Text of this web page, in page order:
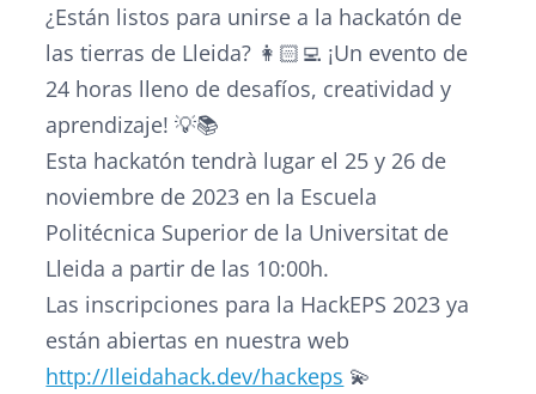
¿Están listos para unirse a la hackatón de
las tierras de Lleida? 👩🏻‍💻 ¡Un evento de
24 horas lleno de desafíos, creatividad y
aprendizaje! 💡📚
Esta hackatón tendrà lugar el 25 y 26 de
noviembre de 2023 en la Escuela
Politécnica Superior de la Universitat de
Lleida a partir de las 10:00h.
Las inscripciones para la HackEPS 2023 ya
están abiertas en nuestra web
http://lleidahack.dev/hackeps 💫